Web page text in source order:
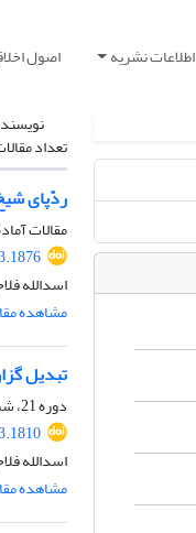
اطلاعات نشریه اصول
تعداد
ردّپای
مقالات
اسدالله
مشاهده
تبدیل
دوره 21، شماره 2، آبان 1403، صفحه
اسدالله
مشاهده